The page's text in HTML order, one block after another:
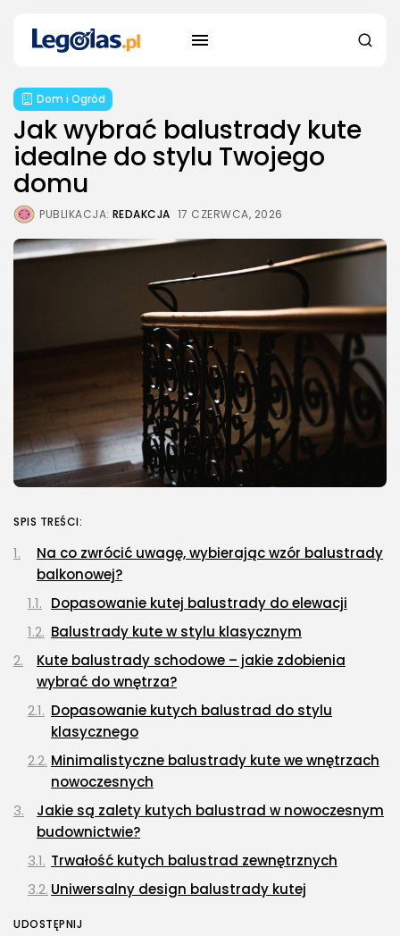
Dom i Ogród
Jak wybrać balustrady kute
idealne do stylu Twojego
domu
PUBLIKACJA: REDAKCJA 17 CZERWCA, 2026
SPIS TREŚCI:
Na co zwrócić uwagę, wybierając wzór balustrady
balkonowej?
Dopasowanie kutej balustrady do elewacji
Balustrady kute w stylu klasycznym
Kute balustrady schodowe – jakie zdobienia
wybrać do wnętrza?
Dopasowanie kutych balustrad do stylu
klasycznego
Minimalistyczne balustrady kute we wnętrzach
nowoczesnych
Jakie są zalety kutych balustrad w nowoczesnym
budownictwie?
Trwałość kutych balustrad zewnętrznych
Uniwersalny design balustrady kutej
W jaki sposób zabezpieczyć balustrady kute
UDOSTĘPNIJ